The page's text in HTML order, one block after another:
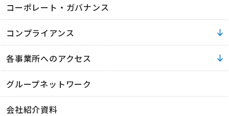
コーポレート・ガバナンス
コンプライアンス
各事業所へのアクセス
グループネットワーク
会社紹介資料